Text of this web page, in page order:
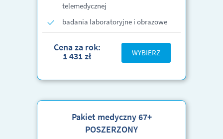
telemedycznej
badania laboratoryjne i obrazowe
Cena za rok:
1 431 zł WYBIERZ
Pakiet medyczny 67+
POSZERZONY